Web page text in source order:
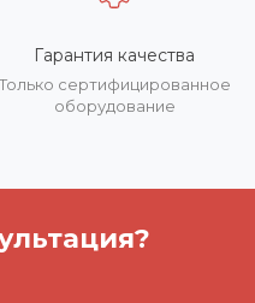
Гарантия качества
Только сертифицированное
оборудование